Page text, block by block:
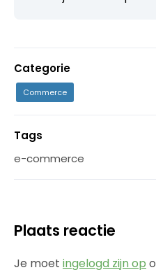
Categorie
Commerce
Tags
e-commerce
Plaats reactie
Je moet ingelogd zijn op